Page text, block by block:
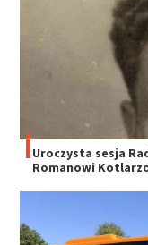
Uroczysta sesja
Romanowi